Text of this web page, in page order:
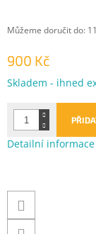
900 Kč
Měrná
Skladem - ihned
Můžeme doručit do:
Detailní informace